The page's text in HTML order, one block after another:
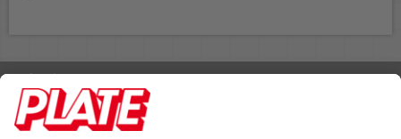
Rufen Sie uns an 04298 401-0
Lieferbedingungen Impressum